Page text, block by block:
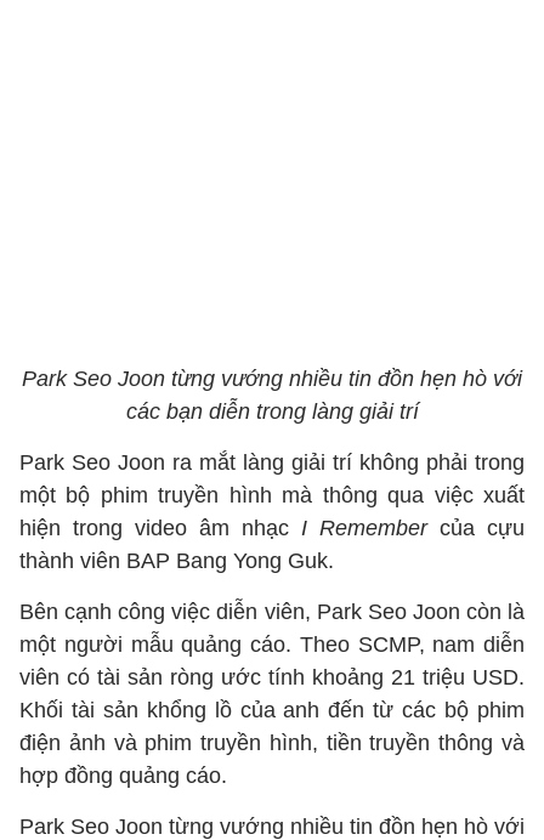
Park Seo Joon từng vướng nhiều tin đồn hẹn hò với
các bạn diễn trong làng giải trí
Park Seo Joon ra mắt làng giải trí không phải trong
một bộ phim truyền hình mà thông qua việc xuất
hiện trong video âm nhạc I Remember của cựu
thành viên BAP Bang Yong Guk.
Bên cạnh công việc diễn viên, Park Seo Joon còn là
một người mẫu quảng cáo. Theo SCMP, nam diễn
viên có tài sản ròng ước tính khoảng 21 triệu USD.
Khối tài sản khổng lồ của anh đến từ các bộ phim
điện ảnh và phim truyền hình, tiền truyền thông và
hợp đồng quảng cáo.
Park Seo Joon từng vướng nhiều tin đồn hẹn hò với